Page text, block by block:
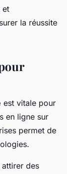
et
la réussite
est vitale pour
en ligne sur
permet de
des